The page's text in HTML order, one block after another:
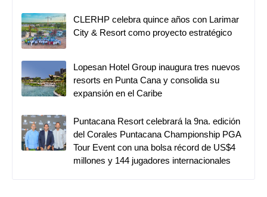
CLERHP celebra quince años con Larimar
City & Resort como proyecto estratégico
Lopesan Hotel Group inaugura tres nuevos
resorts en Punta Cana y consolida su
expansión en el Caribe
Puntacana Resort celebrará la 9na. edición
del Corales Puntacana Championship PGA
Tour Event con una bolsa récord de US$4
millones y 144 jugadores internacionales